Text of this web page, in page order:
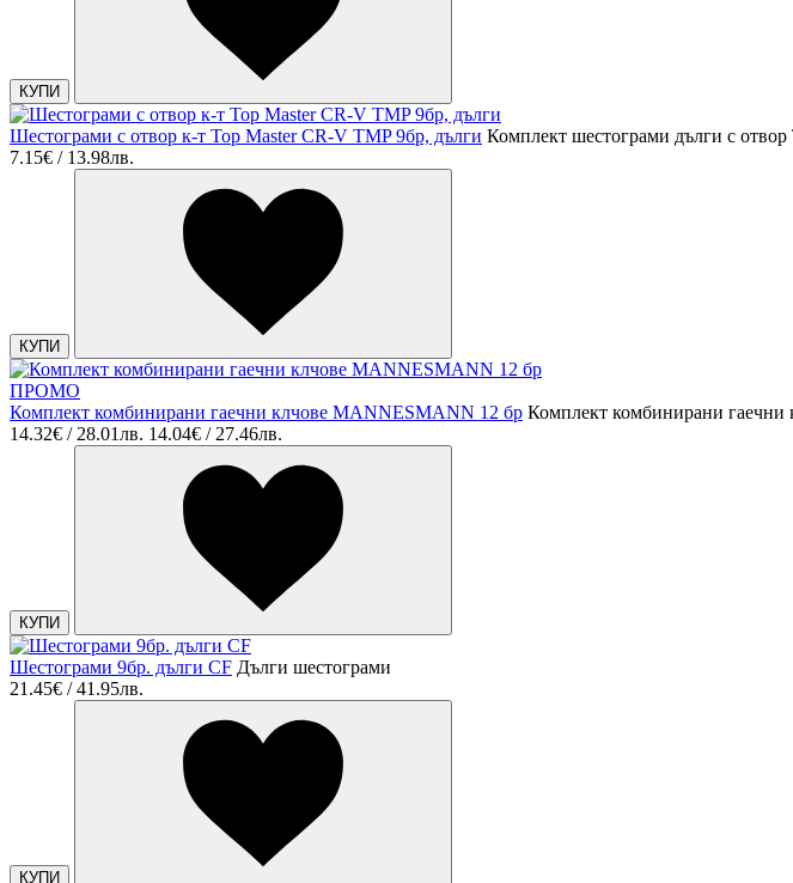
КУПИ
Шестограми с отвор к-т Top Master CR-V TMP 9бр, дълги Комплект шестограми дълги с
7.15€ / 13.98лв.
КУПИ
ПРОМО
Комплект комбинирани гаечни клчове MANNESMANN 12 бр Комплект комбинирани гаечни
14.32€ / 28.01лв. 14.04€ / 27.46лв.
КУПИ
Шестограми 9бр. дълги CF Дълги шестограми
21.45€ / 41.95лв.
КУПИ